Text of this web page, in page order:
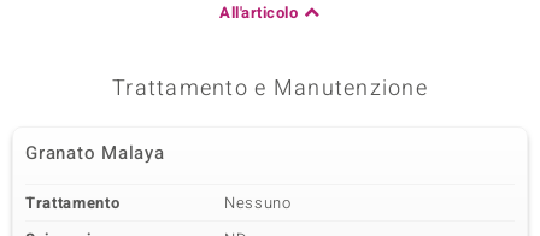
All'articolo
Trattamento e Manutenzione
Granato Malaya
Trattamento
Nessuno